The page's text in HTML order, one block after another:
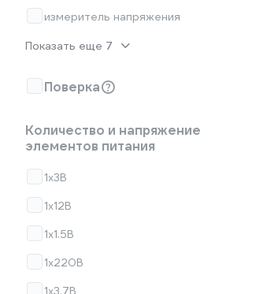
измеритель напряжения
Показать еще 7
Поверка
Количество и напряжение
элементов питания
1x3В
1х12B
1х1.5B
1х220B
1х3.7B